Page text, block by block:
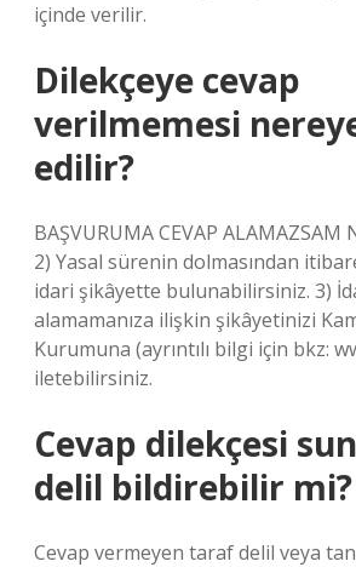
içinde verilir.
Dilekçeye cevap
verilmemesi
edilir?
BAŞVURUMA CEVAP ALAMAZSAM
2) Yasal sürenin dolmasından
idari şikâyette bulunabilirsiniz. 3)
alamamanıza ilişkin şikâyetinizi
Kurumuna (ayrıntılı bilgi için bkz:
iletebilirsiniz.
Cevap dilekçesi
delil bildirebilir mi?
Cevap vermeyen taraf delil veya